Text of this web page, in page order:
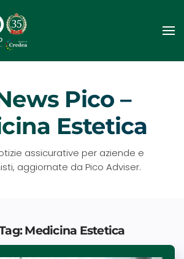
Pico –
Estetica
assicurative per aziende e
aggiornate da Pico Adviser.
Medicina Estetica